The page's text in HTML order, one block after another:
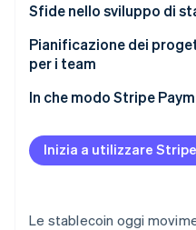
Stripe Sessions
Scopri come Stripe
Controlli di sicurezza.
Sistemi di integrazione
Prestazioni e costi della
Accesso alla liquidità
Trasparenza
Esperienza quotidiana
Sfide nello sviluppo di
Stabilità dell’ancoraggio
Sicurezza
Pressione normativa
Liquidità e profondità
Pianificazione dei
per i team
Definizione dei vincoli
Definizione del piano di
Progettazione per la
In che modo Stripe
Inizia a utilizzare Stripe
Le stablecoin oggi